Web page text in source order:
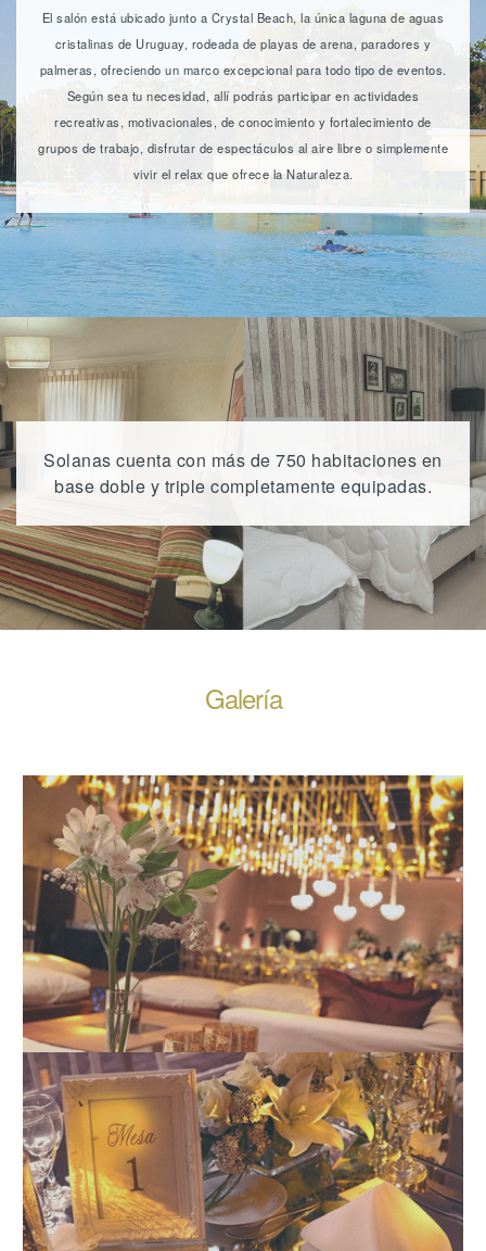
El salón está ubicado junto a Crystal Beach, la única laguna de aguas
cristalinas de Uruguay, rodeada de playas de arena, paradores y
palmeras, ofreciendo un marco excepcional para todo tipo de eventos.
Según sea tu necesidad, allí podrás participar en actividades
recreativas, motivacionales, de conocimiento y fortalecimiento de
grupos de trabajo, disfrutar de espectáculos al aire libre o simplemente
vivir el relax que ofrece la Naturaleza.
Solanas cuenta con más de 750 habitaciones en
base doble y triple completamente equipadas.
Galería